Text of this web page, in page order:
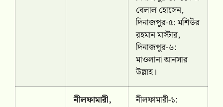
বেলাল হোসেন,
দিনাজপুর-৫: মশিউর
রহমান মাস্টার,
দিনাজপুর-৬:
মাওলানা আনসার
উল্লাহ।
নীলফামারী,
নীলফামারী-১: